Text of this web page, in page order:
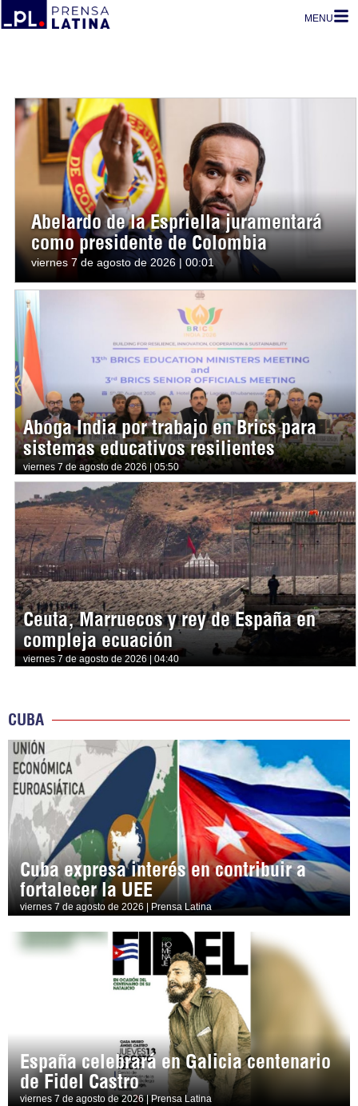
MENU
Abelardo de la Espriella juramentará
como presidente de Colombia
viernes 7 de agosto de 2026 | 00:01
Aboga India por trabajo en Brics para
sistemas educativos resilientes
viernes 7 de agosto de 2026 | 05:50
Ceuta, Marruecos y rey de España en
compleja ecuación
viernes 7 de agosto de 2026 | 04:40
CUBA
Cuba expresa interés en contribuir a
fortalecer la UEE
viernes 7 de agosto de 2026 | Prensa Latina
España celebrará en Galicia centenario
de Fidel Castro
viernes 7 de agosto de 2026 | Prensa Latina